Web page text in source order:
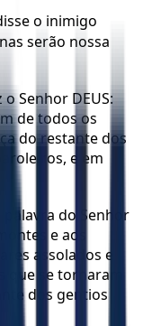
o inimigo
serão nossa
Senhor DEUS:
de todos os
do restante dos
e em
palavra do Senhor
e aos
assolados e
que se tornaram
dos gentios